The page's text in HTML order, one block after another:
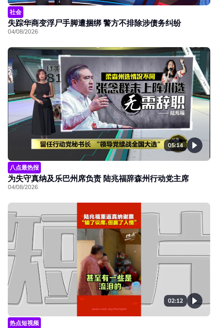
社会
失踪华商变浮尸手脚遭捆绑 警方不排除涉债务纠纷
04/08/2026
05:14
八点最热报
为失守真纳及乐巴州席负责 陆兆福辞森州行动党主席
04/08/2026
02:12
热点短视频